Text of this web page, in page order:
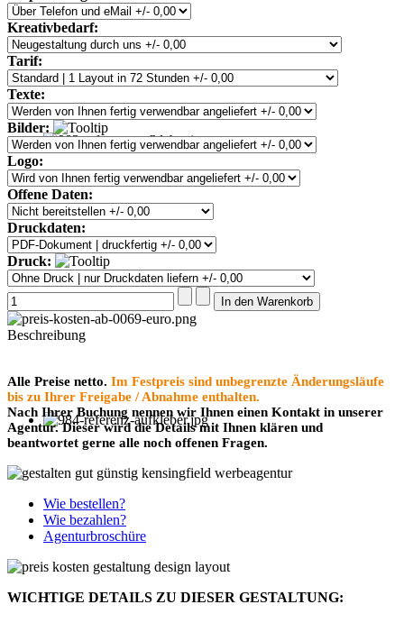
Kreativbedarf:
Tarif:
Texte:
Bilder:
Logo:
Offene Daten:
Druckdaten:
Druck:
Beschreibung
Alle Preise netto. Im Festpreis sind unbegrenzte Änderungsläufe
bis zu Ihrer Freigabe / Abnahme enthalten.
Nach Ihrer Buchung nennen wir Ihnen einen Kontakt in unserer
Agentur. Dieser wird die Details mit Ihnen klären und
beantwortet gerne alle noch offenen Fragen.
Wie bestellen?
Wie bezahlen?
Agenturbroschüre
WICHTIGE DETAILS ZU DIESER GESTALTUNG: